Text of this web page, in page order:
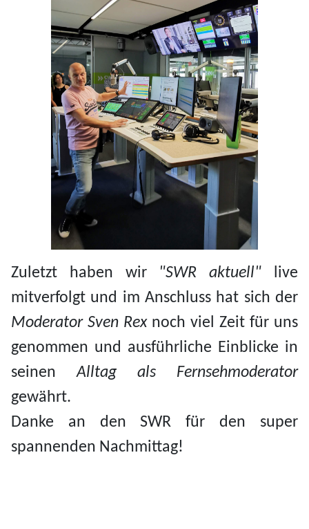
Zuletzt haben wir "SWR aktuell" live
mitverfolgt und im Anschluss hat sich der
Moderator Sven Rexnoch viel Zeit für uns
genommen und ausführliche Einblicke in
seinenAlltag als Fernsehmoderator
gewährt.
Danke an den SWR für den super
spannenden Nachmittag!